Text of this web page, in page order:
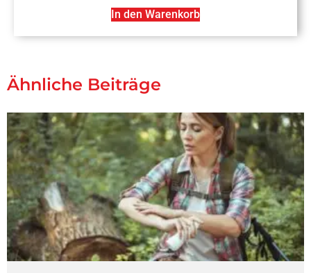
In den Warenkorb
Ähnliche Beiträge